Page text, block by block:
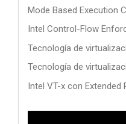
Mode Based Execution
Intel Control-Flow
Tecnología de
Tecnología de
Intel VT-x con Extended